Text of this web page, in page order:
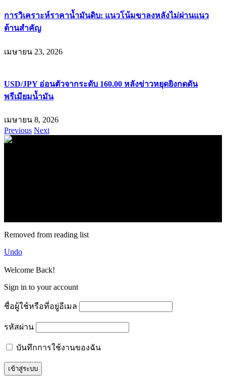
การวิเคราะห์ราคาน้ำมันดิบ: แนวโน้มขาลงหลังไม่ผ่านแนว
ต้านสำคัญ
เมษายน 23, 2026
USD/JPY อ่อนตัวจากระดับ 160.00 หลังข่าวหยุดยิงกดดัน
พรีเมียมน้ำมัน
เมษายน 8, 2026
Previous Next
Removed from reading list
Undo
Welcome Back!
Sign in to your account
ชื่อผู้ใช้หรือที่อยู่อีเมล
รหัสผ่าน
บันทึกการใช้งานของฉัน